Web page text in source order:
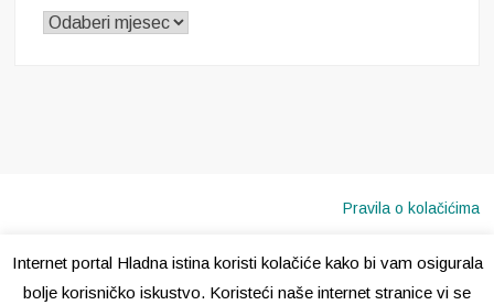
ARHIVA
Pravila o kolačićima
Internet portal Hladna istina koristi kolačiće kako bi vam osigurala
bolje korisničko iskustvo. Koristeći naše internet stranice vi se
Copyright © 2020 · Sva prava pridržana · Hladna Istina